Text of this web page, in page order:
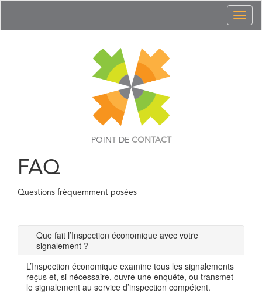
POINT DE CONTACT
FAQ
Questions fréquemment posées
Que fait l’Inspection économique avec votre
signalement ?
L’Inspection économique examine tous les signalements
reçus et, si nécessaire, ouvre une enquête, ou transmet
le signalement au service d’inspection compétent.